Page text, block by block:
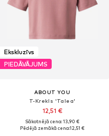
Ekskluzīvs
PIEDĀVĀJUMS
ABOUT YOU
T-Krekls 'Talea'
12,51 €
Sākotnējā cena: 13,90 €
Pēdējā zemākā cena:12,51 €